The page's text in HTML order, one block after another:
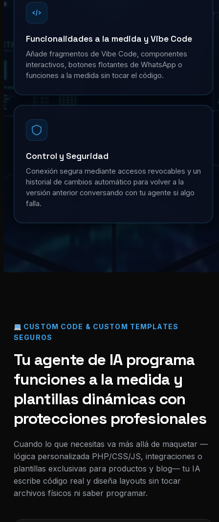
Funcionalidades a la medida y Vibe Code
Añade fragmentos de Vibe Code, componentes
interactivos, botones flotantes de WhatsApp o
funciones a la medida sin tocar el código.
Control y Seguridad
Conexión segura mediante accesos revocables y un
historial de cambios automático para volver a la
versión anterior conversando con tu agente si algo
falla.
CUSTOM CODE & CUSTOM TEMPLATES
SEGUROS
Tu agente de IA programa
funciones a la medida y
plantillas dinámicas con
protecciones profesionales
Cuando lo que necesitas va más allá de maquetar —
lógica personalizada PHP/CSS/JS, integraciones o
plantillas exclusivas para productos y blog— tu IA
escribe código real y diseña layouts sin tocar
archivos físicos ni saber programar.